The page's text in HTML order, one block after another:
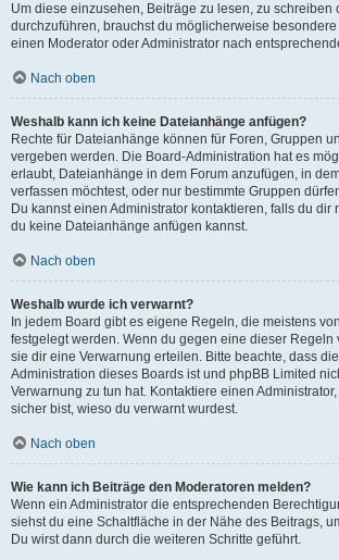
Um diese einzusehen, Beiträge zu lesen, zu schreiben
durchzuführen, brauchst du möglicherweise
einen Moderator oder Administrator nach
Nach oben
Weshalb kann ich keine Dateianhänge anfügen?
Rechte für Dateianhänge können für Foren, Gruppen
vergeben werden. Die Board-Administration hat es
erlaubt, Dateianhänge in dem Forum anzufügen, in
verfassen möchtest, oder nur bestimmte Gruppen
Du kannst einen Administrator kontaktieren, falls du dir
du keine Dateianhänge anfügen kannst.
Nach oben
Weshalb wurde ich verwarnt?
In jedem Board gibt es eigene Regeln, die meistens
festgelegt werden. Wenn du gegen eine dieser Regeln
sie dir eine Verwarnung erteilen. Bitte beachte, dass
Administration dieses Boards ist und phpBB Limited
Verwarnung zu tun hat. Kontaktiere einen
sicher bist, wieso du verwarnt wurdest.
Nach oben
Wie kann ich Beiträge den Moderatoren melden?
Wenn ein Administrator die entsprechenden
siehst du eine Schaltfläche in der Nähe des Beitrags,
Du wirst dann durch die weiteren Schritte geführt.